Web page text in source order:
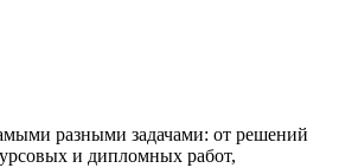
разными задачами: от решений
и дипломных работ,